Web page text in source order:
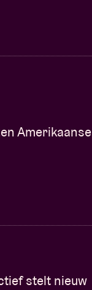
Amerikaanse
stelt nieuw